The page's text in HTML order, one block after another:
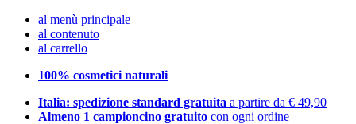
al menù principale
al contenuto
al carrello
100% cosmetici naturali
Italia: spedizione standard gratuita a partire da € 49,90
Almeno 1 campioncino gratuito con ogni ordine